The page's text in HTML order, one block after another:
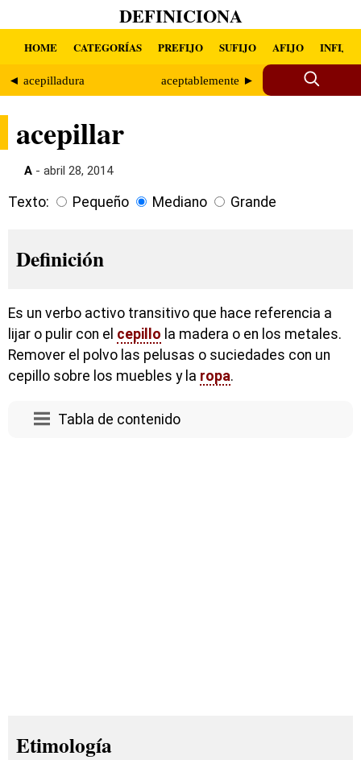
DEFINICIONA
HOME CATEGORÍAS PREFIJO SUFIJO AFIJO INFIJO
◄ acepilladura aceptablemente ►
acepillar
A - abril 28, 2014
Texto: Pequeño Mediano Grande
Definición
Es un verbo activo transitivo que hace referencia a
lijar o pulir con el cepillo la madera o en los metales.
Remover el polvo las pelusas o suciedades con un
cepillo sobre los muebles y la ropa.
Tabla de contenido
Etimología